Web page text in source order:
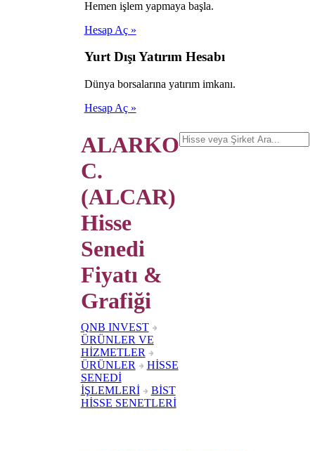
Hemen işlem yapmaya başla.
Hesap Aç »
Yurt Dışı Yatırım Hesabı
Dünya borsalarına yatırım imkanı.
Hesap Aç »
ALARKO
C.
(ALCAR)
Hisse
Senedi
Fiyatı &
Grafiği
QNB INVEST
ÜRÜNLER VE
HİZMETLER
ÜRÜNLER
HİSSE
SENEDİ
İŞLEMLERİ
BİST
HİSSE SENETLERİ